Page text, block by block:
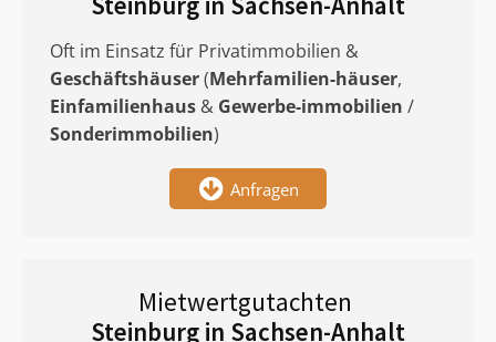
Oft im Einsatz für Privatimmobilien &
Geschäftshäuser(Mehrfamilien-häuser,
Einfamilienhaus & Gewerbe-immobilien /
Sonderimmobilien)
Anfragen
Mietwertgutachten
Steinburg in Sachsen-Anhalt